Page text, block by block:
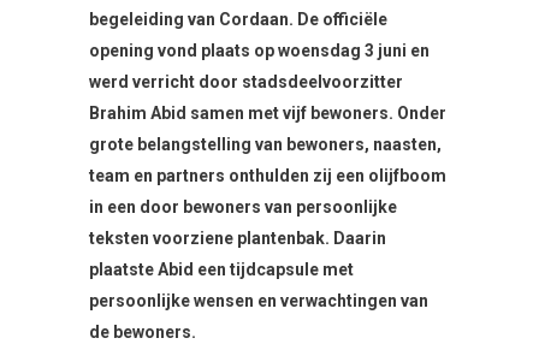
begeleiding van Cordaan. De officiële
opening vond plaats op woensdag 3 juni en
werd verricht door stadsdeelvoorzitter
Brahim Abid samen met vijf bewoners. Onder
grote belangstelling van bewoners, naasten,
team en partners onthulden zij een olijfboom
in een door bewoners van persoonlijke
teksten voorziene plantenbak. Daarin
plaatste Abid een tijdcapsule met
persoonlijke wensen en verwachtingen van
de bewoners.